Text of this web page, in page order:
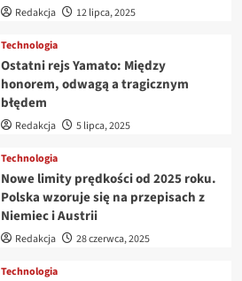
Redakcja 12 lipca, 2025
Technologia
Ostatni rejs Yamato: Między
honorem, odwagą a tragicznym
błędem
Redakcja 5 lipca, 2025
Technologia
Nowe limity prędkości od 2025 roku.
Polska wzoruje się na przepisach z
Niemiec i Austrii
Redakcja 28 czerwca, 2025
Technologia